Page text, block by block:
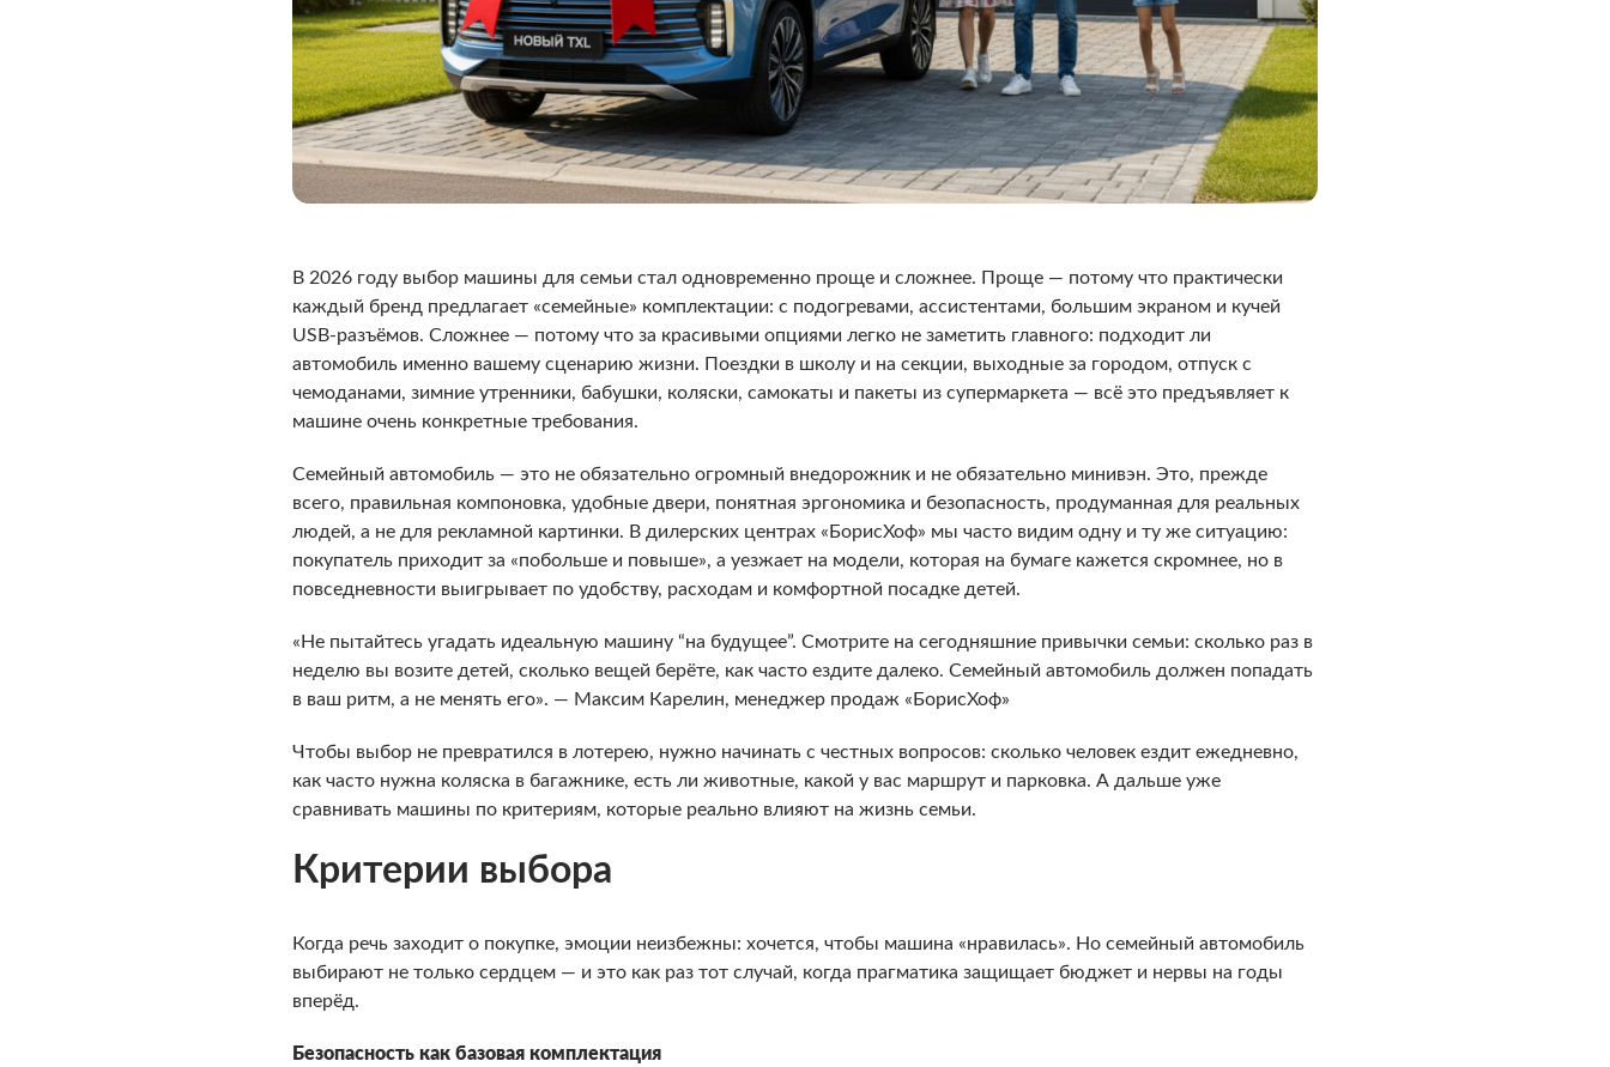
В 2026 году выбор машины для семьи стал одновременно проще и сложнее. Проще — потому что практически
каждый бренд предлагает «семейные» комплектации: с подогревами, ассистентами, большим экраном и кучей
USB-разъёмов. Сложнее — потому что за красивыми опциями легко не заметить главного: подходит ли
автомобиль именно вашему сценарию жизни. Поездки в школу и на секции, выходные за городом, отпуск с
чемоданами, зимние утренники, бабушки, коляски, самокаты и пакеты из супермаркета — всё это предъявляет к
машине очень конкретные требования.
Семейный автомобиль — это не обязательно огромный внедорожник и не обязательно минивэн. Это, прежде
всего, правильная компоновка, удобные двери, понятная эргономика и безопасность, продуманная для реальных
людей, а не для рекламной картинки. В дилерских центрах «БорисХоф» мы часто видим одну и ту же ситуацию:
покупатель приходит за «побольше и повыше», а уезжает на модели, которая на бумаге кажется скромнее, но в
повседневности выигрывает по удобству, расходам и комфортной посадке детей.
«Не пытайтесь угадать идеальную машину “на будущее”. Смотрите на сегодняшние привычки семьи: сколько раз в
неделю вы возите детей, сколько вещей берёте, как часто ездите далеко. Семейный автомобиль должен попадать
в ваш ритм, а не менять его». — Максим Карелин, менеджер продаж «БорисХоф»
Чтобы выбор не превратился в лотерею, нужно начинать с честных вопросов: сколько человек ездит ежедневно,
как часто нужна коляска в багажнике, есть ли животные, какой у вас маршрут и парковка. А дальше уже
сравнивать машины по критериям, которые реально влияют на жизнь семьи.
Критерии выбора
Когда речь заходит о покупке, эмоции неизбежны: хочется, чтобы машина «нравилась». Но семейный автомобиль
выбирают не только сердцем — и это как раз тот случай, когда прагматика защищает бюджет и нервы на годы
вперёд.
Безопасность как базовая комплектация